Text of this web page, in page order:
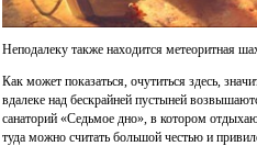
Неподалеку также находится метеоритная
Как может показаться, очутиться здесь,
вдалеке над бескрайней пустыней
санаторий «Седьмое дно», в котором
туда можно считать большой честью и